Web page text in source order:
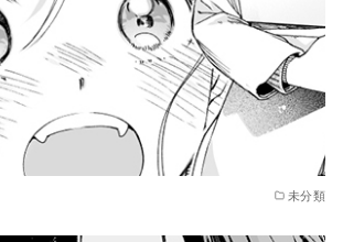
未分類